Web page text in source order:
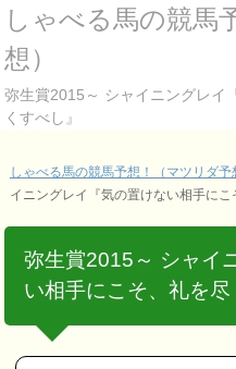
しゃべる馬の競馬
想）
弥生賞2015～ シャイニングレイ
くすべし』
しゃべる馬の競馬予想！（マツリダ予
イニングレイ『気の置けない相手にこ
弥生賞2015～ シャイ
い相手にこそ、礼を尽